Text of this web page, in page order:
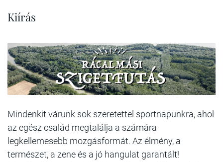
Kiírás
Mindenkit várunk sok szeretettel sportnapunkra, ahol
az egész család megtalálja a számára
legkellemesebb mozgásformát. Az élmény, a
természet, a zene és a jó hangulat garantált!